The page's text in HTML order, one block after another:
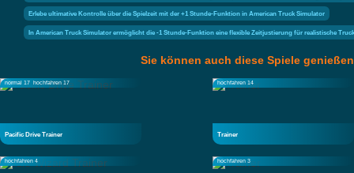
Erlebe ultimative Kontrolle über die Spielzeit mit der +1 Stunde-Funktion in American Truck Simulator
In American Truck Simulator ermöglicht die -1 Stunde-Funktion eine flexible Zeitjustierung für realistische
Sie können auch diese Spiele genießen
normal 17 hochfahren 17
Pacific Drive Trainer
hochfahren 14
Trainer
hochfahren 4 hochfahren 3